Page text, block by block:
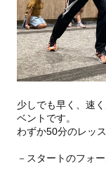
少しでも早く、速
ベントです。
わずか50分のレッ
－スタートのフォ